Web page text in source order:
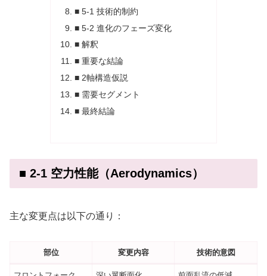
■ 5-1 技術的制約
■ 5-2 進化のフェーズ変化
■ 解釈
■ 重要な結論
■ 2軸構造仮説
■ 需要セグメント
■ 最終結論
■ 2-1 空力性能（Aerodynamics）
主な変更点は以下の通り：
部位 変更内容 技術的意図